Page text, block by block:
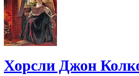
Хорсли Джон